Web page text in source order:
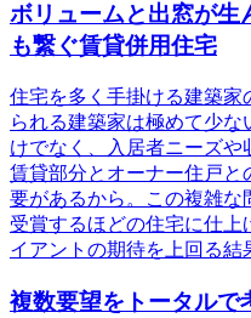
ボリュームと出窓が生
も繋ぐ賃貸併用住宅
住宅を多く手掛ける建築家
られる建築家は極めて少
けでなく、入居者ニーズ
賃貸部分とオーナー住戸
要があるから。この複雑な
受賞するほどの住宅に仕上
イアントの期待を上回る
複数要望をトータルで